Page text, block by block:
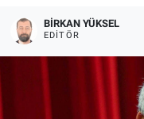
BIRKAN YÜKSEL
EDITÖR